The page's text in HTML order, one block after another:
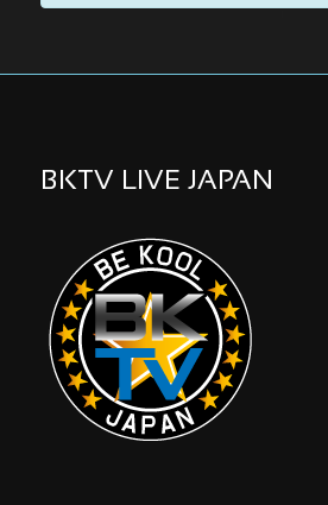
BKTV LIVE JAPAN